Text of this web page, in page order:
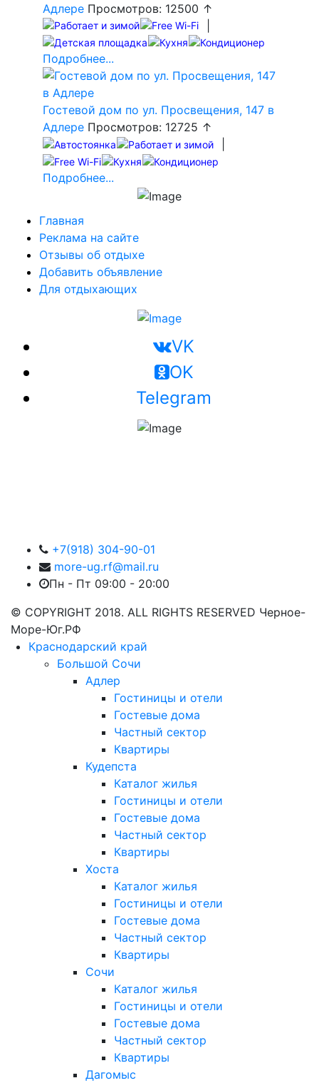
Адлере Просмотров: 12500 ↑
Подробнее...
Гостевой дом по ул. Просвещения, 147 в
Адлере Просмотров: 12725 ↑
Подробнее...
Главная
Реклама на сайте
Отзывы об отдыхе
Добавить объявление
Для отдыхающих
VK
OK
Telegram
+7(918) 304-90-01
more-ug.rf@mail.ru
Пн - Пт 09:00 - 20:00
© COPYRIGHT 2018. ALL RIGHTS RESERVED Черное-
Море-Юг.РФ
Краснодарский край
Большой Сочи
Адлер
Гостиницы и отели
Гостевые дома
Частный сектор
Квартиры
Кудепста
Каталог жилья
Гостиницы и отели
Гостевые дома
Частный сектор
Квартиры
Хоста
Каталог жилья
Гостиницы и отели
Гостевые дома
Частный сектор
Квартиры
Сочи
Каталог жилья
Гостиницы и отели
Гостевые дома
Частный сектор
Квартиры
Дагомыс